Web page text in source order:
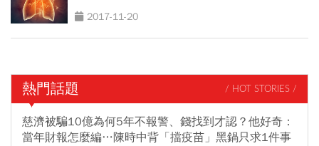
2017-11-20
熱門話題 / HOT STORIES /
慈濟被騙10億為何5年不報警、錢找到才認？他好奇：
當年財報怎麼編…陳時中背「擋疫苗」黑鍋只求1件事